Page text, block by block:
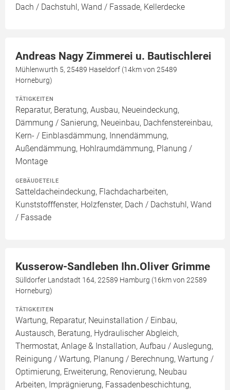
Dach / Dachstuhl, Wand / Fassade, Kellerdecke
Andreas Nagy Zimmerei u. Bautischlerei
Mühlenwurth 5, 25489 Haseldorf (14km von 25489
Horneburg)
TÄTIGKEITEN
Reparatur, Beratung, Ausbau, Neueindeckung,
Dämmung / Sanierung, Neueinbau, Dachfenstereinbau,
Kern- / Einblasdämmung, Innendämmung,
Außendämmung, Hohlraumdämmung, Planung /
Montage
GEBÄUDETEILE
Satteldacheindeckung, Flachdacharbeiten,
Kunststofffenster, Holzfenster, Dach / Dachstuhl, Wand
/ Fassade
Kusserow-Sandleben Ihn.Oliver Grimme
Sülldorfer Landstadt 164, 22589 Hamburg (16km von 22589
Horneburg)
TÄTIGKEITEN
Wartung, Reparatur, Neuinstallation / Einbau,
Austausch, Beratung, Hydraulischer Abgleich,
Thermostat, Anlage & Installation, Aufbau / Auslegung,
Reinigung / Wartung, Planung / Berechnung, Wartung /
Optimierung, Erweiterung, Renovierung, Neubau
Arbeiten, Imprägnierung, Fassadenbeschichtung,